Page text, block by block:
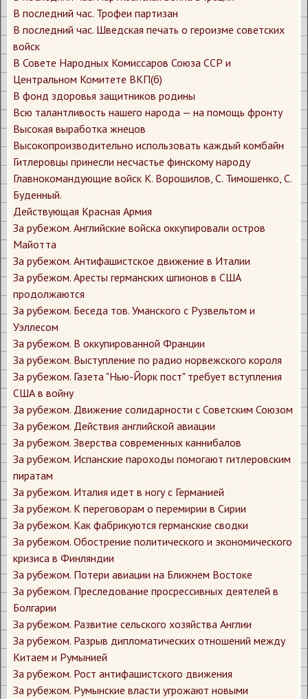
В последний час. Трофеи партизан
В последний час. Шведская печать о героизме советских
войск
В Совете Народных Комиссаров Союза ССР и
Центральном Комитете ВКП(б)
В фонд здоровья защитников родины
Всю талантливость нашего народа — на помощь фронту
Высокая выработка жнецов
Высокопроизводительно использовать каждый комбайн
Гитлеровцы принесли несчастье финскому народу
Главнокомандующие войск К. Ворошилов, С. Тимошенко, С.
Буденный.
Действующая Красная Армия
За рубежом. Английские войска оккупировали остров
Майотта
За рубежом. Антифашистское движение в Италии
За рубежом. Аресты германских шпионов в США
продолжаются
За рубежом. Беседа тов. Уманского с Рузвельтом и
Уэллесом
За рубежом. В оккупированной Франции
За рубежом. Выступление по радио норвежского короля
За рубежом. Газета "Нью-Йорк пост" требует вступления
США в войну
За рубежом. Движение солидарности с Советским Союзом
За рубежом. Действия английской авиации
За рубежом. Зверства современных каннибалов
За рубежом. Испанские пароходы помогают гитлеровским
пиратам
За рубежом. Италия идет в ногу с Германией
За рубежом. К переговорам о перемирии в Сирии
За рубежом. Как фабрикуются германские сводки
За рубежом. Обострение политического и экономического
кризиса в Финляндии
За рубежом. Потери авиации на Ближнем Востоке
За рубежом. Преследование просрессивных деятелей в
Болгарии
За рубежом. Развитие сельского хозяйства Англии
За рубежом. Разрыв дипломатических отношений между
Китаем и Румынией
За рубежом. Рост антифашистского движения
За рубежом. Румынские власти угрожают новыми